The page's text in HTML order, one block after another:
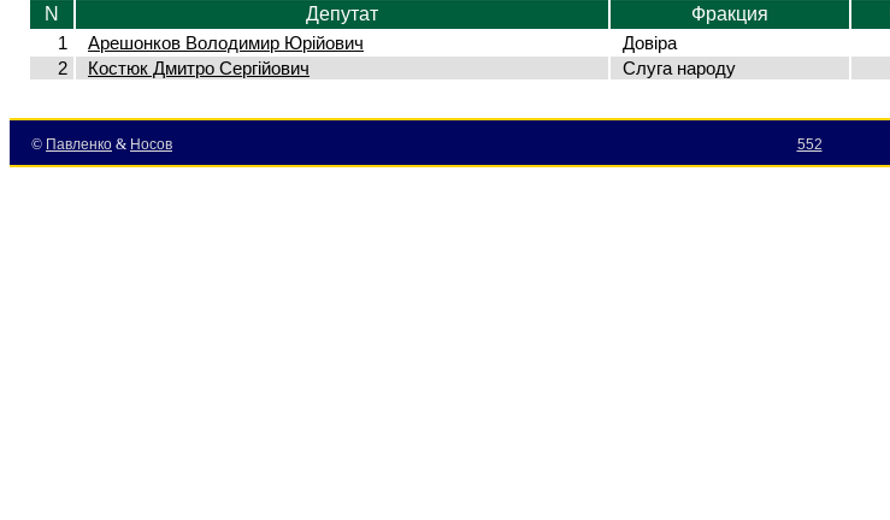
N Депутат Фракция
1
Арешонков Володимир Юрійович Довіра
2
Костюк Дмитро Сергійович Слуга народу
© Павленко & Носов 552